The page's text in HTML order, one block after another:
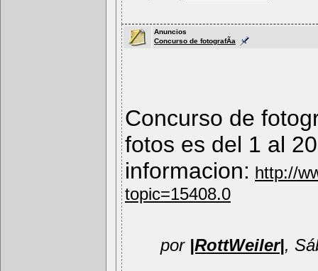
Anuncios
Concurso de fotografÃ­a
Concurso de
fotos es del 1 al
informacion: http://
topic=15408.0
por |RottWeiler|,